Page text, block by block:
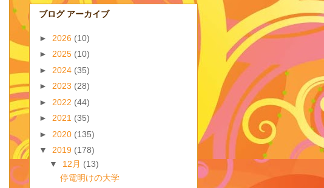
ブログ アーカイブ
► 2026 (10)
► 2025 (10)
► 2024 (35)
► 2023 (28)
► 2022 (44)
► 2021 (35)
► 2020 (135)
▼ 2019 (178)
▼ 12月 (13)
停電明けの大学